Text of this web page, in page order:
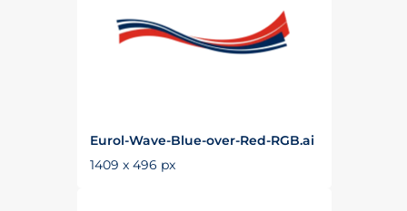
Eurol-Wave-Blue-over-Red-RGB.ai
1409 x 496 px